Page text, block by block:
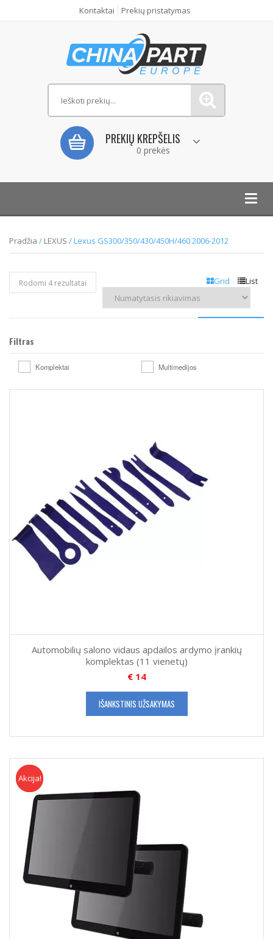
Kontaktai Prekių pristatymas
PREKIŲ KREPŠELIS
0 prekės
Pradžia / LEXUS / Lexus GS300/350/430/450H/460 2006-2012
Grid List
Rodomi 4 rezultatai
Filtras
Komplektai Multimedijos
Automobilių salono vidaus apdailos ardymo įrankių
komplektas (11 vienetų)
€14
IŠANKSTINIS UŽSAKYMAS
Akcija
Akcija!